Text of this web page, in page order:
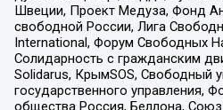
Швеции, Проект Медуза, Фонд
свободной России, Лига
International, Форум Свободных
Солидарность с гражданским
Solidarus, КрымSOS, Свободный
государственного управления,
общества Россия, Беллона,